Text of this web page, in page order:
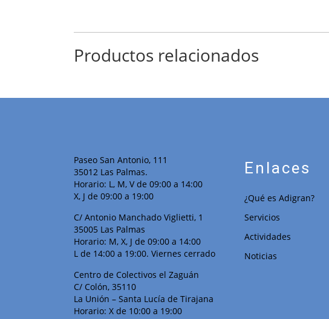
Productos relacionados
Paseo San Antonio, 111
35012 Las Palmas.
Horario: L, M, V de 09:00 a 14:00
X, J de 09:00 a 19:00
C/ Antonio Manchado Viglietti, 1
35005 Las Palmas
Horario: M, X, J de 09:00 a 14:00
L de 14:00 a 19:00. Viernes cerrado
Centro de Colectivos el Zaguán
C/ Colón, 35110
La Unión – Santa Lucía de Tirajana
Horario: X de 10:00 a 19:00
Enlaces
¿Qué es Adigran?
Servicios
Actividades
Noticias